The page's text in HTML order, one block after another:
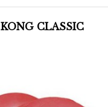
KONG CLASSIC